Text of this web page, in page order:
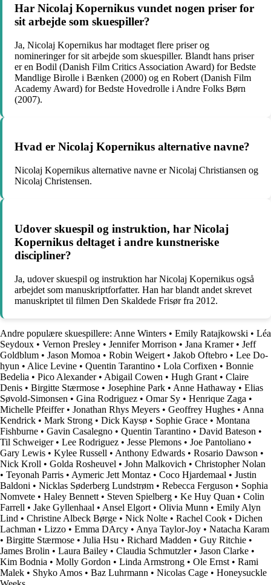
Har Nicolaj Kopernikus vundet nogen priser for
sit arbejde som skuespiller?
Ja, Nicolaj Kopernikus har modtaget flere priser og
nomineringer for sit arbejde som skuespiller. Blandt hans priser
er en Bodil (Danish Film Critics Association Award) for Bedste
Mandlige Birolle i Bænken (2000) og en Robert (Danish Film
Academy Award) for Bedste Hovedrolle i Andre Folks Børn
(2007).
Hvad er Nicolaj Kopernikus alternative navne?
Nicolaj Kopernikus alternative navne er Nicolaj Christiansen og
Nicolaj Christensen.
Udover skuespil og instruktion, har Nicolaj
Kopernikus deltaget i andre kunstneriske
discipliner?
Ja, udover skuespil og instruktion har Nicolaj Kopernikus også
arbejdet som manuskriptforfatter. Han har blandt andet skrevet
manuskriptet til filmen Den Skaldede Frisør fra 2012.
Andre populære skuespillere: Anne Winters • Emily Ratajkowski • Léa
Seydoux • Vernon Presley • Jennifer Morrison • Jana Kramer• Jeff
Goldblum • Jason Momoa • Robin Weigert • Jakob Oftebro • Lee Do-
hyun • Alice Levine • Quentin Tarantino • Lola Corfixen • Bonnie
Bedelia • Pico Alexander• Abigail Cowen • Hugh Grant • Claire
Denis • Birgitte Stærmose • Josephine Park • Anne Hathaway • Elias
Søvold-Simonsen • Gina Rodriguez • Omar Sy • Henrique Zaga •
Michelle Pfeiffer• Jonathan Rhys Meyers • Geoffrey Hughes • Anna
Kendrick • Mark Strong • Dick Kaysø • Sophie Grace • Montana
Fishburne • Gavin Casalegno • Quentin Tarantino • David Bateson •
Til Schweiger• Lee Rodriguez • Jesse Plemons • Joe Pantoliano •
Gary Lewis • Kylee Russell • Anthony Edwards • Rosario Dawson •
Nick Kroll • Golda Rosheuvel • John Malkovich • Christopher Nolan
• Teyonah Parris • Aymeric Jett Montaz • Coco Hjardemaal • Justin
Baldoni • Nicklas Søderberg Lundstrøm • Rebecca Ferguson • Sophia
Nomvete • Haley Bennett • Steven Spielberg • Ke Huy Quan • Colin
Farrell • Jake Gyllenhaal • Ansel Elgort • Olivia Munn • Emily Alyn
Lind • Christine Albeck Børge • Nick Nolte • Rachel Cook • Dichen
Lachman • Lizzo • Emma DArcy • Anya Taylor-Joy • Natacha Karam
• Birgitte Stærmose • Julia Hsu • Richard Madden • Guy Ritchie •
James Brolin • Laura Bailey • Claudia Schmutzler• Jason Clarke •
Kim Bodnia • Molly Gordon • Linda Armstrong • Ole Ernst • Rami
Malek • Shyko Amos • Baz Luhrmann • Nicolas Cage • Honeysuckle